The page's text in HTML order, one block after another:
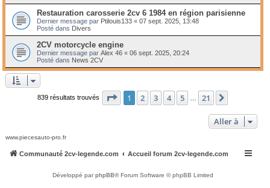
Restauration carosserie 2cv 6 1984 en région parisienne
Dernier message par Ptilouis133 « 07 sept. 2025, 13:48
Posté dans Divers
2CV motorcycle engine
Dernier message par Alex 46 « 06 sept. 2025, 20:24
Posté dans News 2CV
839 résultats trouvés Page 1sur21
1 2 3 4 5 21
Aller à
www.piecesauto-pro.fr
Communauté 2cv-legende.com Accueil forum 2cv-legende.com
Développé parphpBB® Forum Software © phpBB Limited